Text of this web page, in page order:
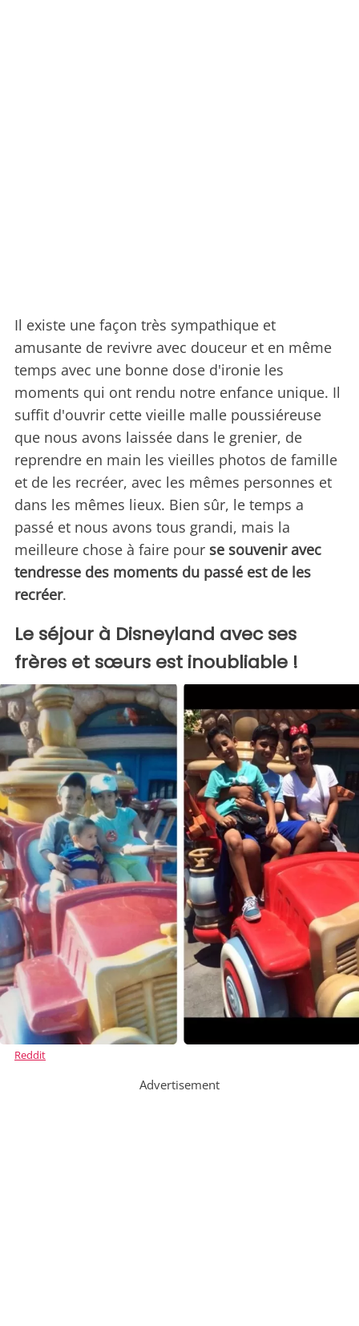
Il existe une façon très sympathique et
amusante de revivre avec douceur et en même
temps avec une bonne dose d'ironie les
moments qui ont rendu notre enfance unique. Il
suffit d'ouvrir cette vieille malle poussiéreuse
que nous avons laissée dans le grenier, de
reprendre en main les vieilles photos de famille
et de les recréer, avec les mêmes personnes et
dans les mêmes lieux. Bien sûr, le temps a
passé et nous avons tous grandi, mais la
meilleure chose à faire pour se souvenir avec
tendresse des moments du passé est de les
recréer.
Le séjour à Disneyland avec ses
frères et sœurs est inoubliable !
Reddit
Advertisement